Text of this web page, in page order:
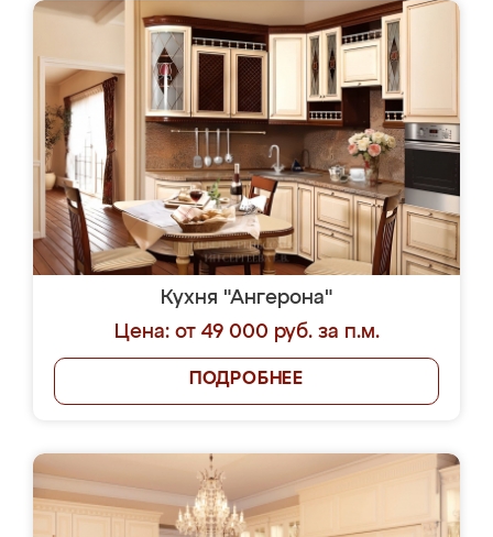
Кухня "Ангерона"
Цена: от 49 000 руб. за п.м.
ПОДРОБНЕЕ